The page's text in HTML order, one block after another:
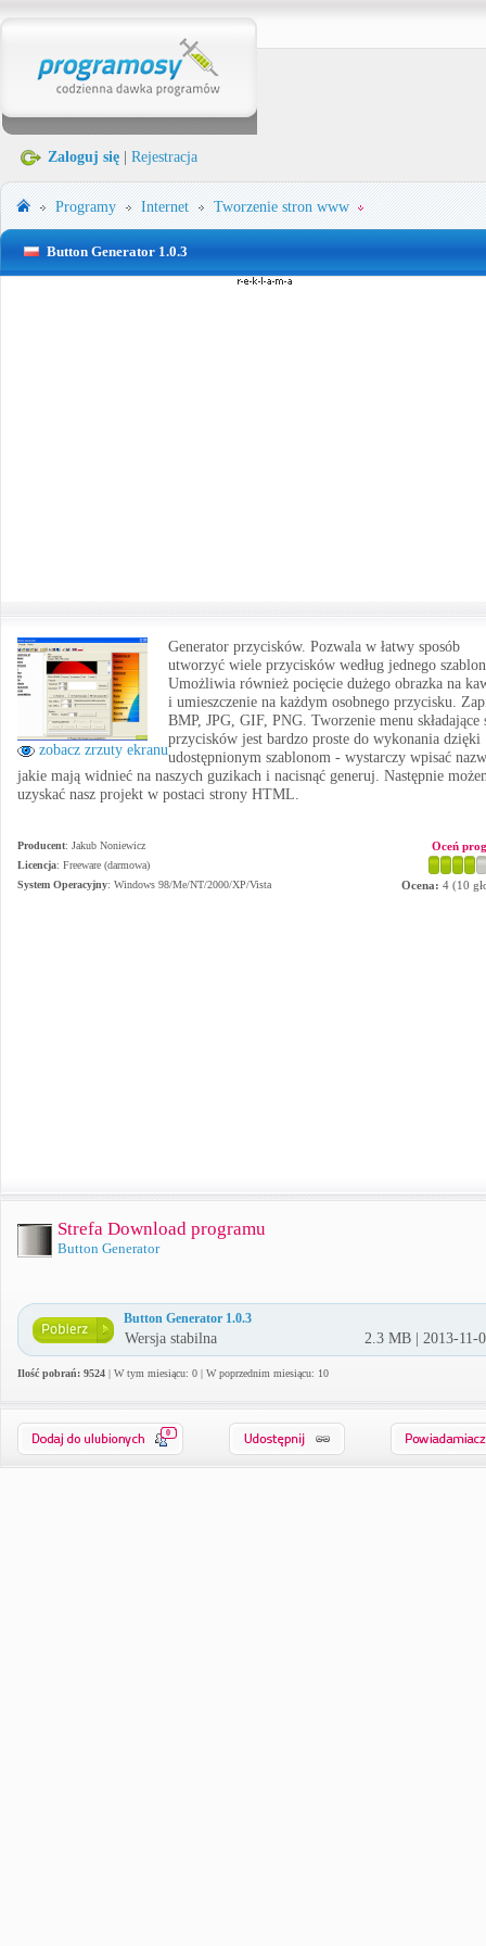
Zaloguj się Rejestracja
Programy Internet Tworzenie stron www
Button Generator 1.0.3
zobacz zrzuty ekranu
Generator przycisków. Pozwala w łatwy sposób
utworzyć wiele przycisków według jednego
Umożliwia również pocięcie dużego obrazka na
i umieszczenie na każdym osobnego przycisku.
BMP, JPG, GIF, PNG. Tworzenie menu składające
przycisków jest bardzo proste do wykonania dzięki
udostępnionym szablonom - wystarczy wpisać
jakie mają widnieć na naszych guzikach i nacisnąć generuj. Następnie
uzyskać nasz projekt w postaci strony HTML.
Producent: Jakub Noniewicz
Licencja: Freeware (darmowa)
System Operacyjny: Windows 98/Me/NT/2000/XP/Vista
Oceń
Ocena: 4 (10
Strefa Download programu
Button Generator
Button Generator 1.0.3
Wersja stabilna 2.3 MB | 2013-11-
Ilość pobrań: 9524 | W tym miesiącu: 0 | W poprzednim miesiącu: 10
0